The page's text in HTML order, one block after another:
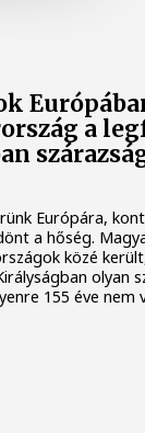
a
Európára,
a hőség.
közé
olyan
155 éve nem